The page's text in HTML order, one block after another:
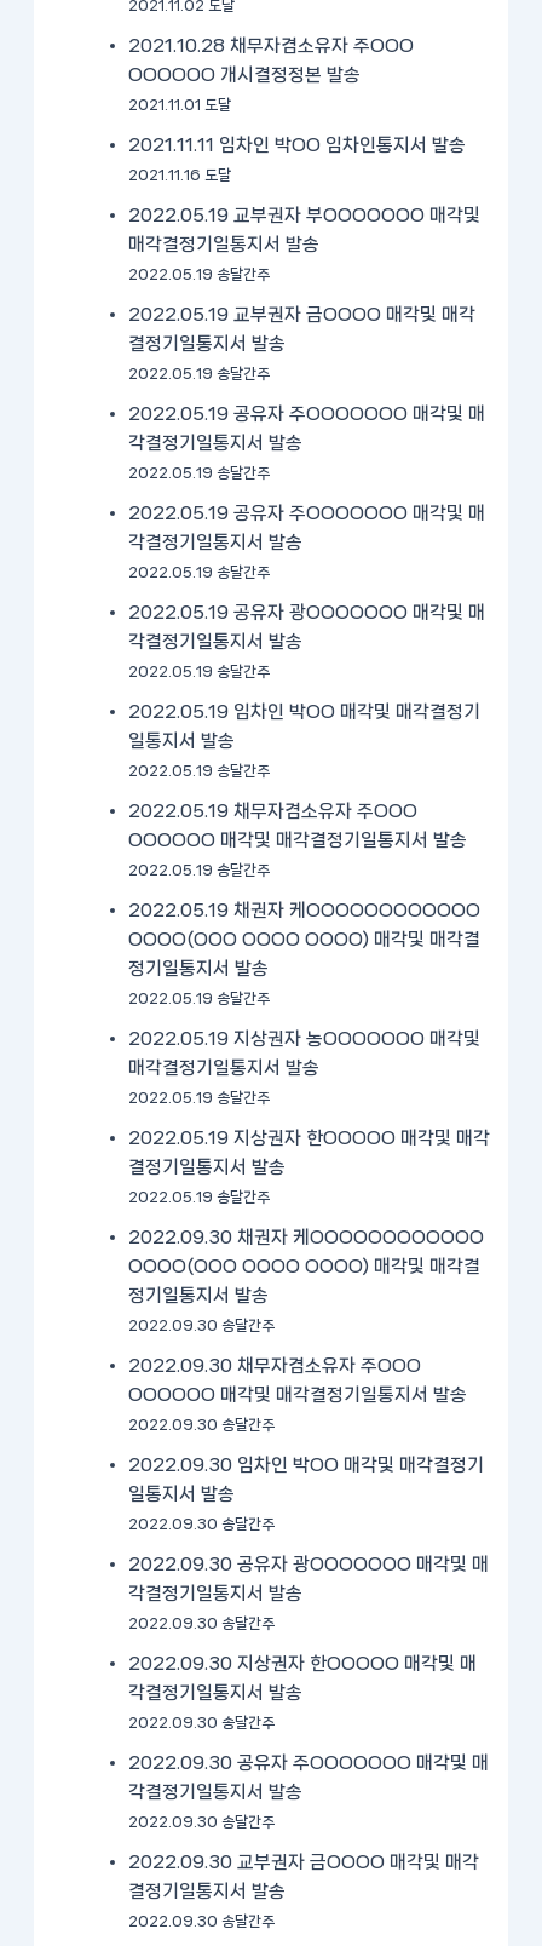
2021.11.02 도달
2021.10.28 채무자겸소유자 주OOO
OOOOOO 개시결정정본 발송
2021.11.01 도달
2021.11.11 임차인 박OO 임차인통지서 발송
2021.11.16 도달
2022.05.19 교부권자 부OOOOOOO 매각및
매각결정기일통지서 발송
2022.05.19 송달간주
2022.05.19 교부권자 금OOOO 매각및 매각
결정기일통지서 발송
2022.05.19 송달간주
2022.05.19 공유자 주OOOOOOO 매각및 매
각결정기일통지서 발송
2022.05.19 송달간주
2022.05.19 공유자 주OOOOOOO 매각및 매
각결정기일통지서 발송
2022.05.19 송달간주
2022.05.19 공유자 광OOOOOOO 매각및 매
각결정기일통지서 발송
2022.05.19 송달간주
2022.05.19 임차인 박OO 매각및 매각결정기
일통지서 발송
2022.05.19 송달간주
2022.05.19 채무자겸소유자 주OOO
OOOOOO 매각및 매각결정기일통지서 발송
2022.05.19 송달간주
2022.05.19 채권자 케OOOOOOOOOOOO
OOOO(OOO OOOO OOOO) 매각및 매각결
정기일통지서 발송
2022.05.19 송달간주
2022.05.19 지상권자 농OOOOOOO 매각및
매각결정기일통지서 발송
2022.05.19 송달간주
2022.05.19 지상권자 한OOOOO 매각및 매각
결정기일통지서 발송
2022.05.19 송달간주
2022.09.30 채권자 케OOOOOOOOOOOO
OOOO(OOO OOOO OOOO) 매각및 매각결
정기일통지서 발송
2022.09.30 송달간주
2022.09.30 채무자겸소유자 주OOO
OOOOOO 매각및 매각결정기일통지서 발송
2022.09.30 송달간주
2022.09.30 임차인 박OO 매각및 매각결정기
일통지서 발송
2022.09.30 송달간주
2022.09.30 공유자 광OOOOOOO 매각및 매
각결정기일통지서 발송
2022.09.30 송달간주
2022.09.30 지상권자 한OOOOO 매각및 매
각결정기일통지서 발송
2022.09.30 송달간주
2022.09.30 공유자 주OOOOOOO 매각및 매
각결정기일통지서 발송
2022.09.30 송달간주
2022.09.30 교부권자 금OOOO 매각및 매각
결정기일통지서 발송
2022.09.30 송달간주